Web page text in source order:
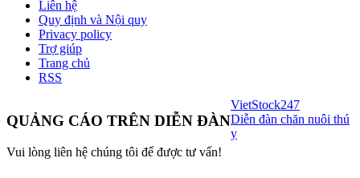
Liên hệ
Quy định và Nội quy
Privacy policy
Trợ giúp
Trang chủ
RSS
QUẢNG CÁO TRÊN DIỄN ĐÀN
Vui lòng liên hệ chúng tôi để được tư vấn!
VietStock247
Diễn đàn chăn nuôi thú
y